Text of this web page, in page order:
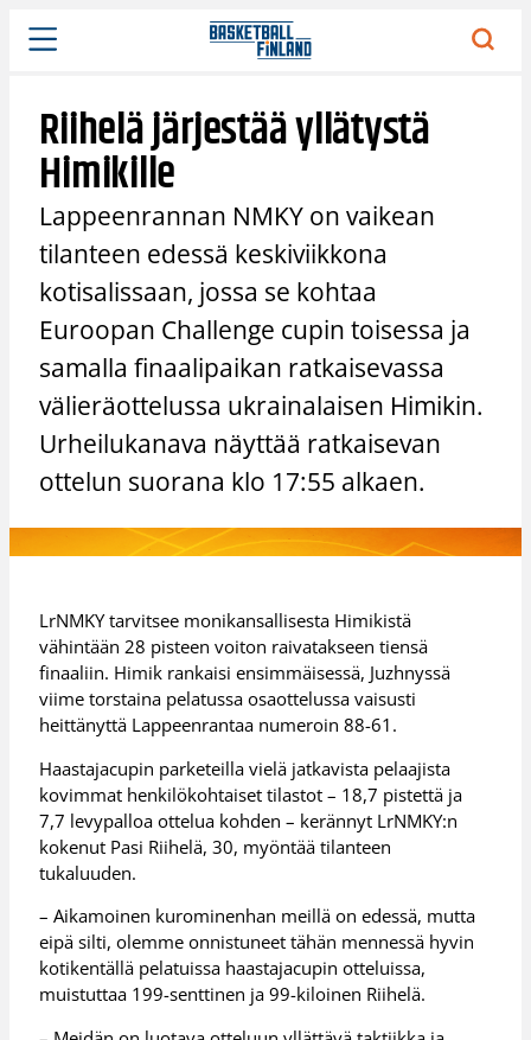
Siirry
sisältöön
Riihelä järjestää yllätystä
Himikille
Lappeenrannan NMKY on vaikean
tilanteen edessä keskiviikkona
kotisalissaan, jossa se kohtaa
Euroopan Challenge cupin toisessa ja
samalla finaalipaikan ratkaisevassa
välieräottelussa ukrainalaisen Himikin.
Urheilukanava näyttää ratkaisevan
ottelun suorana klo 17:55 alkaen.
LrNMKY tarvitsee monikansallisesta Himikistä
vähintään 28 pisteen voiton raivatakseen tiensä
finaaliin. Himik rankaisi ensimmäisessä, Juzhnyssä
viime torstaina pelatussa osaottelussa vaisusti
heittänyttä Lappeenrantaa numeroin 88-61.
Haastajacupin parketeilla vielä jatkavista pelaajista
kovimmat henkilökohtaiset tilastot – 18,7 pistettä ja
7,7 levypalloa ottelua kohden – kerännyt LrNMKY:n
kokenut Pasi Riihelä, 30, myöntää tilanteen
tukaluuden.
– Aikamoinen kurominenhan meillä on edessä, mutta
eipä silti, olemme onnistuneet tähän mennessä hyvin
kotikentällä pelatuissa haastajacupin otteluissa,
muistuttaa 199-senttinen ja 99-kiloinen Riihelä.